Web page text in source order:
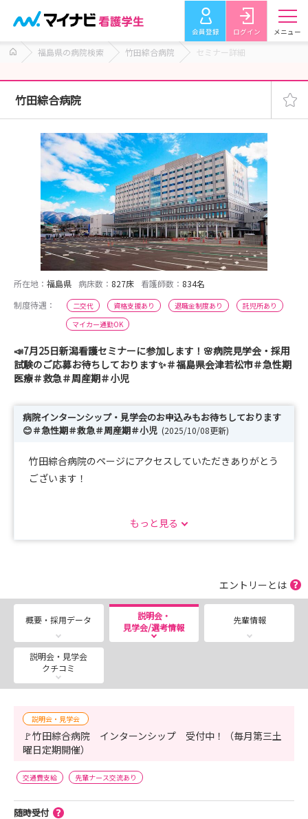
会員登録 ログイン メニュー
福島県の病院検索 竹田綜合病院 セミナー詳細
竹田綜合病院
所在地： 福島県 病床数： 827床 看護師数： 834名
制度待遇：
二交代 資格支援あり 退職金制度あり
託児所あり
マイカー通勤OK
📣7月25日新潟看護セミナーに参加します！🌸病院見学会・採用
試験のご応募お待ちしております✨＃福島県会津若松市＃急性期
医療＃救急＃周産期＃小児
病院インターンシップ・見学会のお申込みもお待ちしております
😊＃急性期＃救急＃周産期＃小児 (2025/10/08更新)
竹田綜合病院のページにアクセスしていただきありがとう
ございます！
希望する病棟で看護体験を行ったり、先輩職員の声を聞い
随時受付中ですので、マイナビ看護学生よりお申し込みく
ださい📝✨
*:。. 病院見学会 .。.:*
当院では病院見学会を随時実施しております！
興味のある病棟を見学することで、当院がどのような病院
竹田綜合病院が少しでも気になる...👀✨という方はお一人
でもお友達と一緒でも大歓迎ですので、メールまたはお電
話にてお気軽にお申し込みください🙌
*:。. 竹田綜合病院について .。.:*
～専門職業人としての資質の向上をはかり安全で安心でき
もっと見る
エントリーとは
概要・採用データ
説明会・
見学会/選考情報
先輩情報
説明会・見学会
クチコミ
説明会・見学会
🚩竹田綜合病院 インターンシップ 受付中！（毎月第三土
曜日定期開催）
交通費支給 先輩ナース交流あり
随時受付